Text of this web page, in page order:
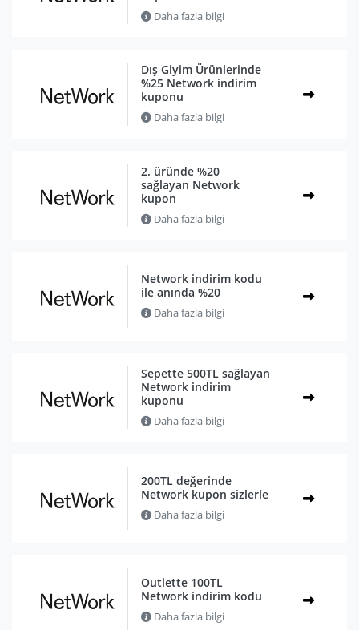
Daha fazla bilgi
Dış Giyim Ürünlerinde
%25 Network indirim
kuponu
Daha fazla bilgi
2. üründe %20
sağlayan Network
kupon
Daha fazla bilgi
Network indirim kodu
ile anında %20
Daha fazla bilgi
Sepette 500TL sağlayan
Network indirim
kuponu
Daha fazla bilgi
200TL değerinde
Network kupon sizlerle
Daha fazla bilgi
Outlette 100TL
Network indirim kodu
Daha fazla bilgi